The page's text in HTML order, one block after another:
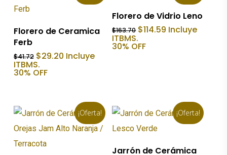
Añadir Al Carrito
Florero de Ceramica
Ferb
$41.72 El
precio
original
$29.20El
precio
Incluye
ITBMS.
30% OFF
Añadir Al Carrito
Florero de Vidrio Leno
$163.70 El
precio
original
$114.59 El
precio
Incluye
ITBMS.
30% OFF
¡Oferta! ¡Oferta!
Añadir Al Carrito
Jarrón de Cerámica